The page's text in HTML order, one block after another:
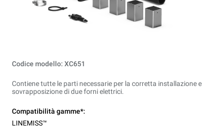
Codice modello: XC651
Contiene tutte le parti necessarie per la corretta installazione e
sovrapposizione di due forni elettrici.
Compatibilità gamme*:
LINEMISS™